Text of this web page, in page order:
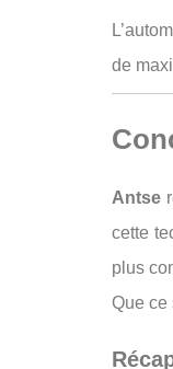
de
Antse
cette
plus
Que ce